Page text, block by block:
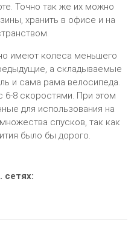
Точно так же их можно
хранить в офисе и на
имеют колеса меньшего
а складываемые
и сама рама велосипеда.
6-8 скоростями. При этом
для использования на
спусков, так как
было бы дорого.
сетях: